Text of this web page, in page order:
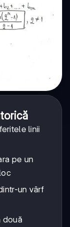
linii
pe un
un vârf
două